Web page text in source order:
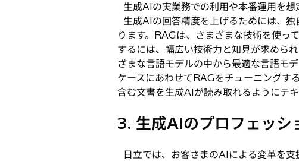
生成AIの実業務での利用や本番運用を想
生成AIの回答精度を上げるためには、
ります。RAGは、さまざまな技術を使っ
するには、幅広い技術力と知見が求めら
ざまな言語モデルの中から最適な言語モ
ケースにあわせてRAGをチューニングす
含む文書を生成AIが読み取れるようにテ
3. 生成AIのプロフェッシ
日立では、お客さまのAIによる変革を